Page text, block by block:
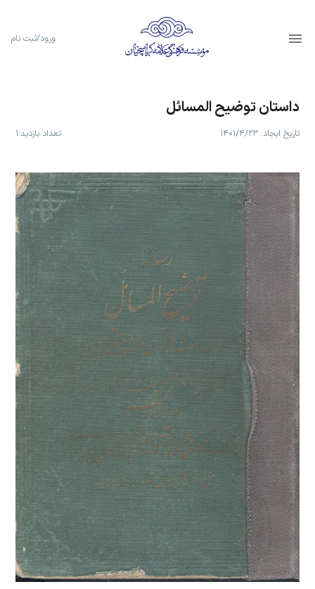
ورود/ثبت نام
داستان توضیح المسائل
تاریخ ایجاد: ۱۴۰۱/۴/۲۳ تعداد بازدید:۱